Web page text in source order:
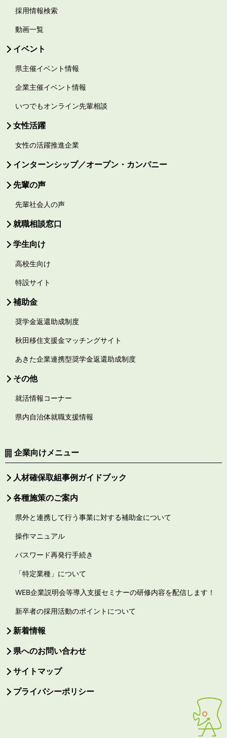
採用情報検索
動画一覧
イベント
県主催イベント情報
企業主催イベント情報
いつでもオンライン先輩相談
女性活躍
女性の活躍推進企業
インターンシップ／オープン・カンパニー
先輩の声
先輩社会人の声
就職相談窓口
学生向け
高校生向け
特設サイト
補助金
奨学金返還助成制度
秋田移住支援金マッチングサイト
あきた企業連携型奨学金返還助成制度
その他
就活情報コーナー
県内自治体就職支援情報
企業向けメニュー
人材確保取組事例ガイドブック
各種施策のご案内
県外と連携して行う事業に対する補助金について
操作マニュアル
パスワード再発行手続き
「特定業種」について
WEB企業説明会等導入支援セミナーの研修内容を配信します！
新卒者の採用活動のポイントについて
新着情報
県へのお問い合わせ
サイトマップ
プライバシーポリシー